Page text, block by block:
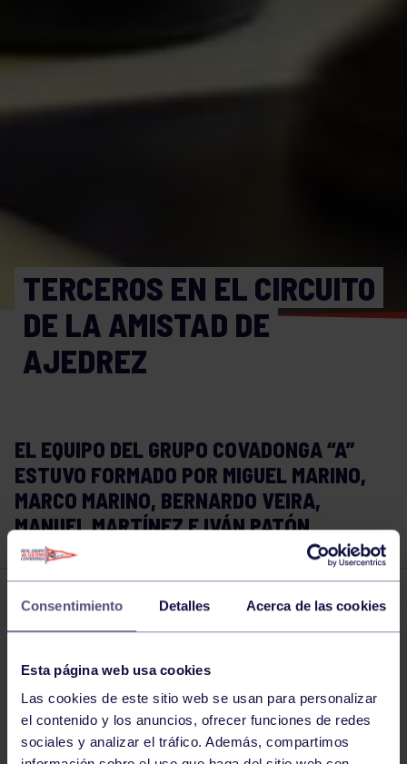
Consentimiento Detalles Acerca de las cookies
Esta página web usa cookies
Las cookies de este sitio web se usan para personalizar
el contenido y los anuncios, ofrecer funciones de redes
sociales y analizar el tráfico. Además, compartimos
TERCEROS EN EL CIRCUITO
DE LA AMISTAD DE
AJEDREZ
EL EQUIPO DEL GRUPO COVADONGA “A”
ESTUVO FORMADO POR MIGUEL MARINO,
MARCO MARINO, BERNARDO VEIRA,
MANUEL MARTÍNEZ E IVÁN PATÓN.
Ajedrez 27 JUN 2019